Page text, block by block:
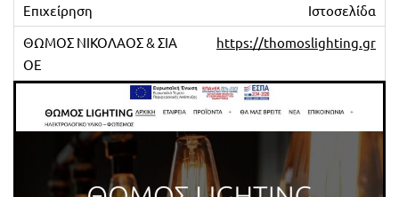
Ιστοσελίδα
https://thomoslighting.gr